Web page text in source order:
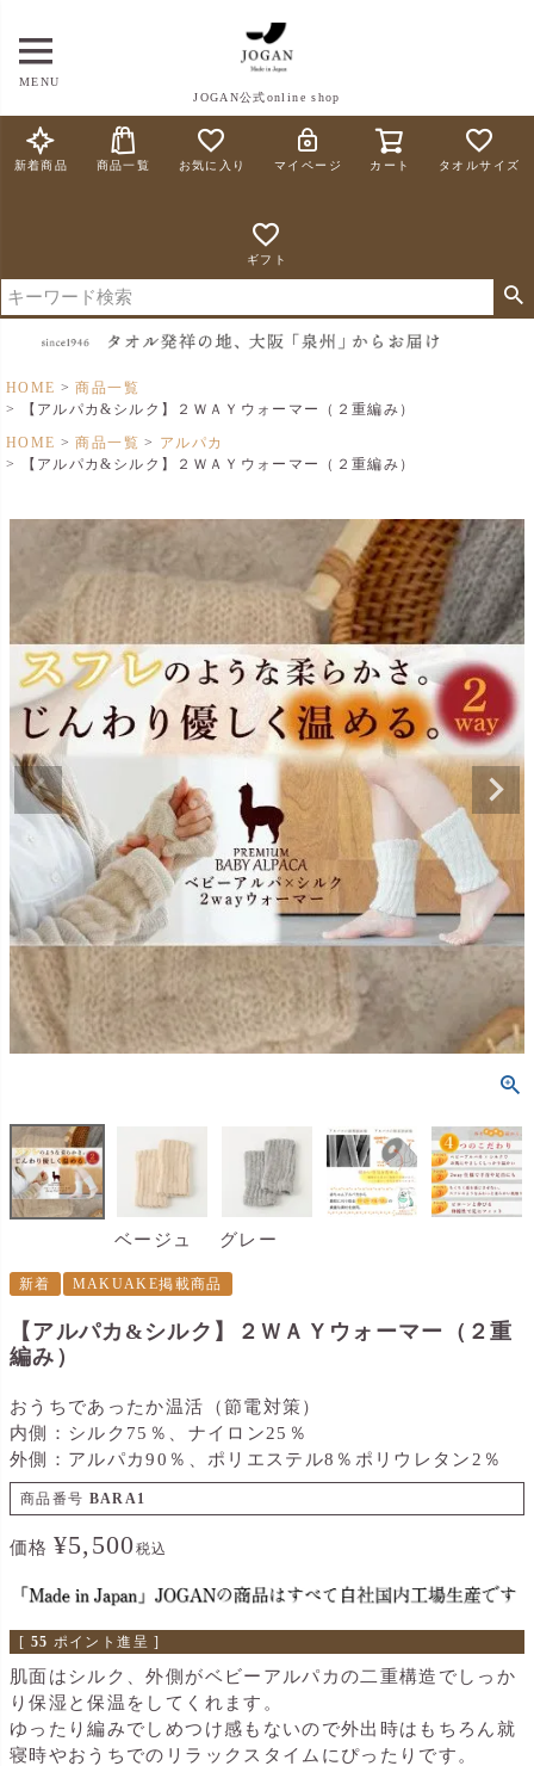
MENU
JOGAN公式online shop
新着商品 商品一覧 お気に入り マイページ カート タオルサイズ
ギフト
HOME
商品一覧
【アルパカ&シルク】２ＷＡＹウォーマー（２重編み）
HOME
商品一覧
アルパカ
【アルパカ&シルク】２ＷＡＹウォーマー（２重編み）
ベージュ グレー
新着 MAKUAKE掲載商品
【アルパカ&シルク】２ＷＡＹウォーマー（２重
編み）
おうちであったか温活（節電対策）
内側：シルク75％、ナイロン25％
外側：アルパカ90％、ポリエステル8％ポリウレタン2％
商品番号 BARA1
価格 ¥5,500税込
[ 55 ポイント進呈 ]
肌面はシルク、外側がベビーアルパカの二重構造でしっか
り保湿と保温をしてくれます。
ゆったり編みでしめつけ感もないので外出時はもちろん就
寝時やおうちでのリラックスタイムにぴったりです。